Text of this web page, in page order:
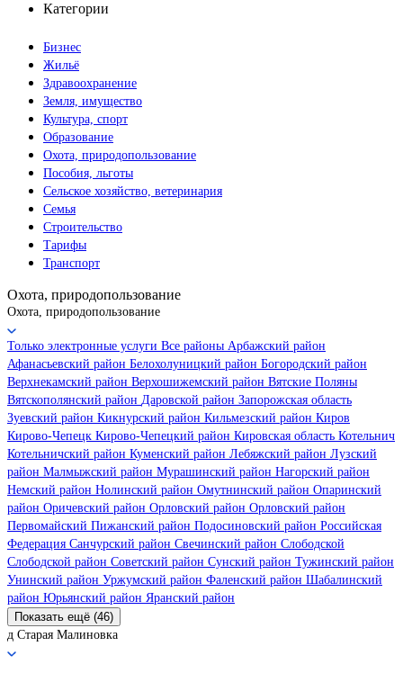
Категории
Бизнес
Жильё
Здравоохранение
Земля, имущество
Культура, спорт
Образование
Охота, природопользование
Пособия, льготы
Сельское хозяйство, ветеринария
Семья
Строительство
Тарифы
Транспорт
Охота, природопользование
Охота, природопользование
Только электронные услуги Все районы Арбажский район
Афанасьевский район Белохолуницкий район Богородский район
Верхнекамский район Верхошижемский район Вятские Поляны
Вятскополянский район Даровской район Запорожская область
Зуевский район Кикнурский район Кильмезский район Киров
Кирово-Чепецк Кирово-Чепецкий район Кировская область Котельнич
Котельничский район Куменский район Лебяжский район Лузский
район Малмыжский район Мурашинский район Нагорский район
Немский район Нолинский район Омутнинский район Опаринский
район Оричевский район Орловский район Орловский район
Первомайский Пижанский район Подосиновский район Российская
Федерация Санчурский район Свечинский район Слободской
Слободской район Советский район Сунский район Тужинский район
Унинский район Уржумский район Фаленский район Шабалинский
район Юрьянский район Яранский район
Показать ещё (46)
д Старая Малиновка